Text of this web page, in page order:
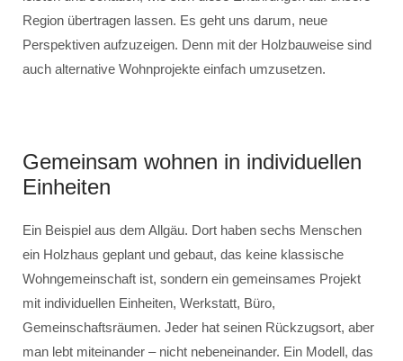
Region übertragen lassen. Es geht uns darum, neue
Perspektiven aufzuzeigen. Denn mit der Holzbauweise sind
auch alternative Wohnprojekte einfach umzusetzen.
Gemeinsam wohnen in individuellen
Einheiten
Ein Beispiel aus dem Allgäu. Dort haben sechs Menschen
ein Holzhaus geplant und gebaut, das keine klassische
Wohngemeinschaft ist, sondern ein gemeinsames Projekt
mit individuellen Einheiten, Werkstatt, Büro,
Gemeinschaftsräumen. Jeder hat seinen Rückzugsort, aber
man lebt miteinander – nicht nebeneinander. Ein Modell, das